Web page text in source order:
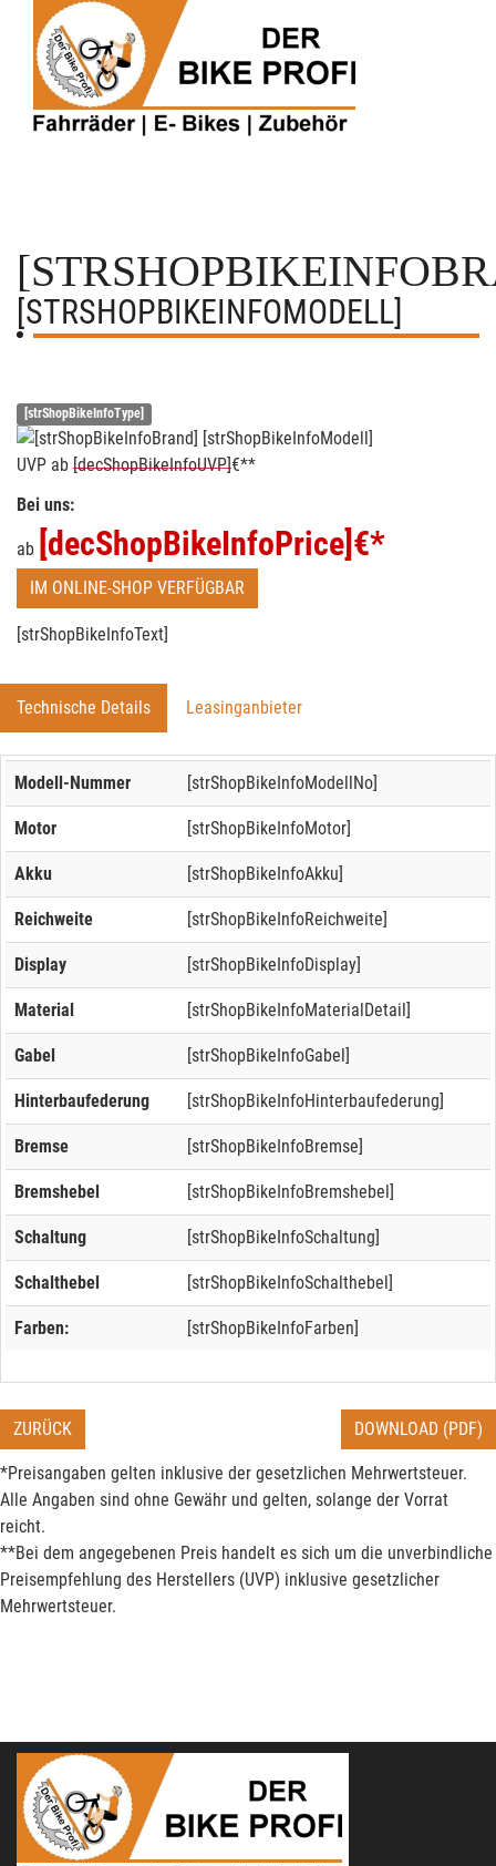
[STRSHOPBIKEINFOMODELL]
[strShopBikeInfoType]
UVP ab [decShopBikeInfoUVP]€**
Bei uns:
ab [decShopBikeInfoPrice] €*
IM ONLINE-SHOP VERFÜGBAR
[strShopBikeInfoText]
Technische Details Leasinganbieter
Modell-Nummer [strShopBikeInfoModellNo]
Motor [strShopBikeInfoMotor]
Akku [strShopBikeInfoAkku]
Reichweite [strShopBikeInfoReichweite]
Display [strShopBikeInfoDisplay]
Material [strShopBikeInfoMaterialDetail]
Gabel [strShopBikeInfoGabel]
Hinterbaufederung [strShopBikeInfoHinterbaufederung]
Bremse [strShopBikeInfoBremse]
Bremshebel [strShopBikeInfoBremshebel]
Schaltung [strShopBikeInfoSchaltung]
Schalthebel [strShopBikeInfoSchalthebel]
Farben: [strShopBikeInfoFarben]
ZURÜCK DOWNLOAD (PDF)
*Preisangaben gelten inklusive der gesetzlichen Mehrwertsteuer.
Alle Angaben sind ohne Gewähr und gelten, solange der Vorrat
reicht.
**Bei dem angegebenen Preis handelt es sich um die unverbindliche
Preisempfehlung des Herstellers (UVP) inklusive gesetzlicher
Mehrwertsteuer.